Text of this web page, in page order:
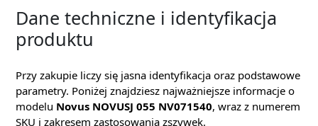
Dane techniczne i identyfikacja
produktu
Przy zakupie liczy się jasna identyfikacja oraz podstawowe
parametry. Poniżej znajdziesz najważniejsze informacje o
modelu Novus NOVUSJ 055 NV071540, wraz z numerem
SKU i zakresem zastosowania zszywek.